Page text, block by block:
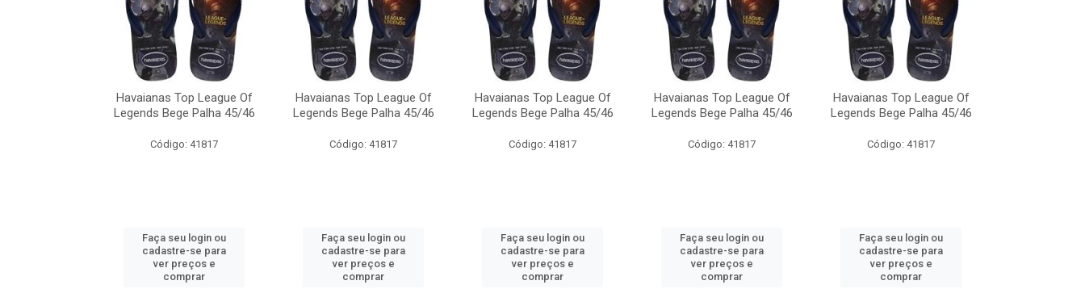
Havaianas Top League Of
Legends Bege Palha 45/46
Código: 41817
Faça seu login ou
cadastre-se para
ver preços e
comprar
Havaianas Top League Of
Legends Bege Palha 45/46
Código: 41817
Faça seu login ou
cadastre-se para
ver preços e
comprar
Havaianas Top League Of
Legends Bege Palha 45/46
Código: 41817
Faça seu login ou
cadastre-se para
ver preços e
comprar
Havaianas Top League Of
Legends Bege Palha 45/46
Código: 41817
Faça seu login ou
cadastre-se para
ver preços e
comprar
Havaianas Top League Of
Legends Bege Palha 45/46
Código: 41817
Faça seu login ou
cadastre-se para
ver preços e
comprar